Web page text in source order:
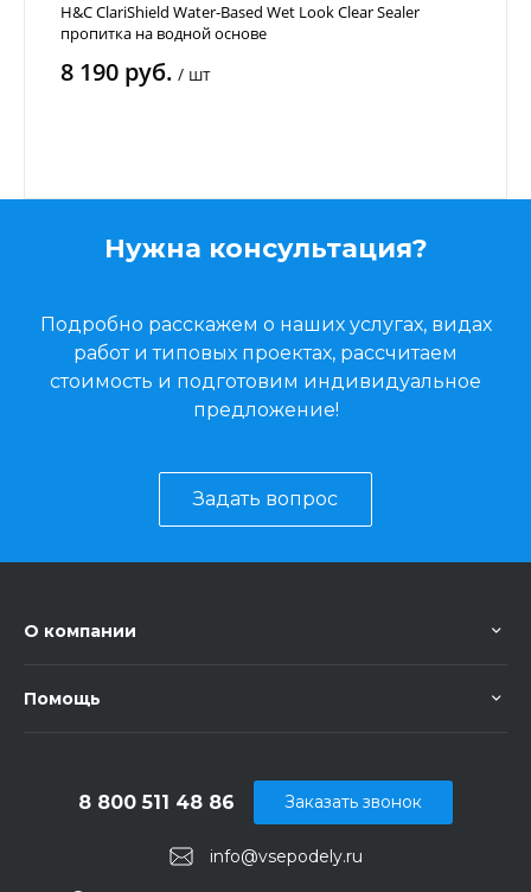
H&C ClariShield Water-Based Wet Look Clear Sealer
пропитка на водной основе
8 190 руб. / шт
Нужна консультация?
Подробно расскажем о наших услугах, видах
работ и типовых проектах, рассчитаем
стоимость и подготовим индивидуальное
предложение!
Задать вопрос
О компании
Помощь
info@vsepodely.ru
8 800 511 48 86 Заказать звонок